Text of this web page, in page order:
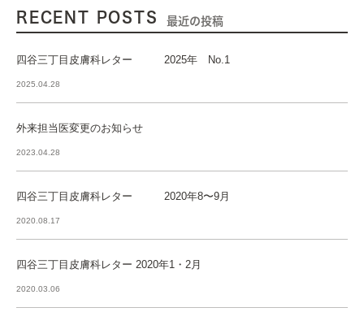
RECENT POSTS 最近の投稿
四谷三丁目皮膚科レター 2025年 No.1
2025.04.28
外来担当医変更のお知らせ
2023.04.28
四谷三丁目皮膚科レター 2020年8〜9月
2020.08.17
四谷三丁目皮膚科レター 2020年1・2月
2020.03.06